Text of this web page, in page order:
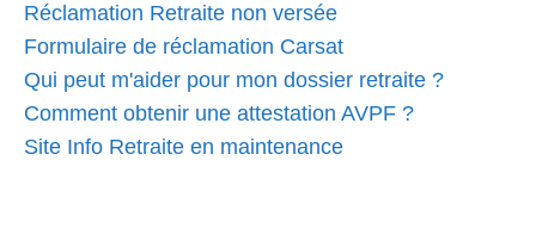
Réclamation Retraite non versée
Formulaire de réclamation Carsat
Qui peut m'aider pour mon dossier retraite ?
Comment obtenir une attestation AVPF ?
Site Info Retraite en maintenance